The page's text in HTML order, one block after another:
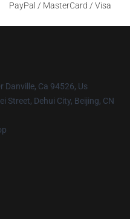
PayPal / MasterCard / Visa
Danville, Ca 94526, Us
Street, Dehui City, Beijing, CN